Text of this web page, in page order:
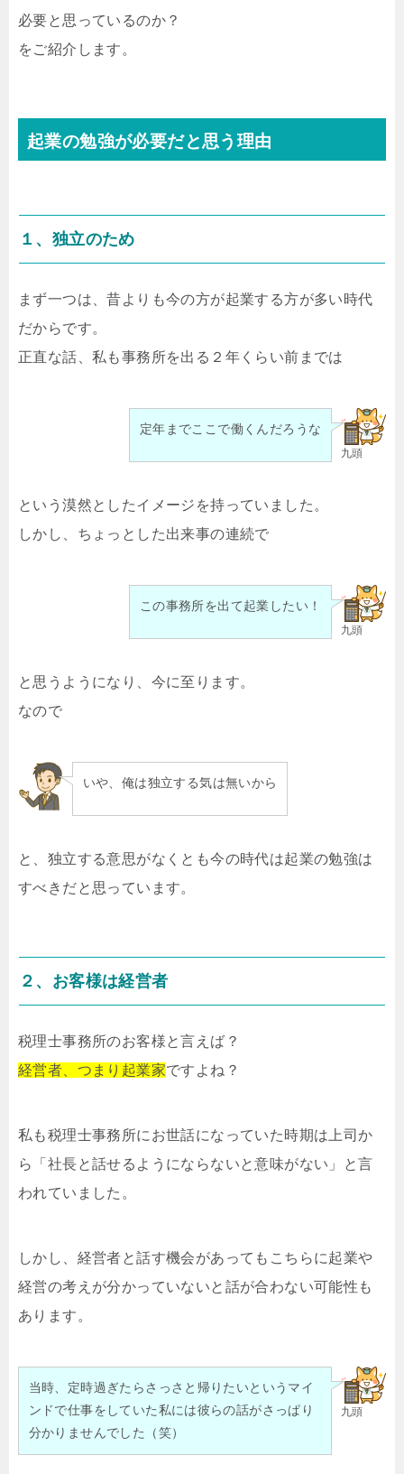
必要と思っているのか？
をご紹介します。
起業の勉強が必要だと思う理由
１、独立のため
まず一つは、昔よりも今の方が起業する方が多い時代
だからです。
正直な話、私も事務所を出る２年くらい前までは
九頭
定年までここで働くんだろうな
という漠然としたイメージを持っていました。
しかし、ちょっとした出来事の連続で
九頭
この事務所を出て起業したい！
と思うようになり、今に至ります。
なので
いや、俺は独立する気は無いから
と、独立する意思がなくとも今の時代は起業の勉強は
すべきだと思っています。
２、お客様は経営者
税理士事務所のお客様と言えば？
経営者、つまり起業家ですよね？
私も税理士事務所にお世話になっていた時期は上司か
ら「社長と話せるようにならないと意味がない」と言
われていました。
しかし、経営者と話す機会があってもこちらに起業や
経営の考えが分かっていないと話が合わない可能性も
あります。
九頭
当時、定時過ぎたらさっさと帰りたいというマイ
ンドで仕事をしていた私には彼らの話がさっぱり
分かりませんでした（笑）